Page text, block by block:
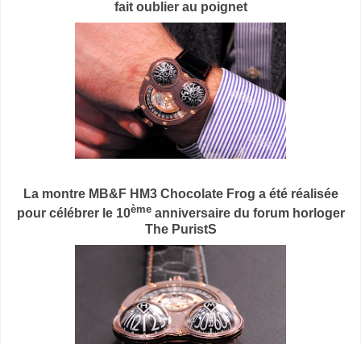
fait oublier au poignet
La montre MB&F HM3 Chocolate Frog a été réalisée
pour célébrer le 10èmeanniversaire du forum horloger
The PuristS